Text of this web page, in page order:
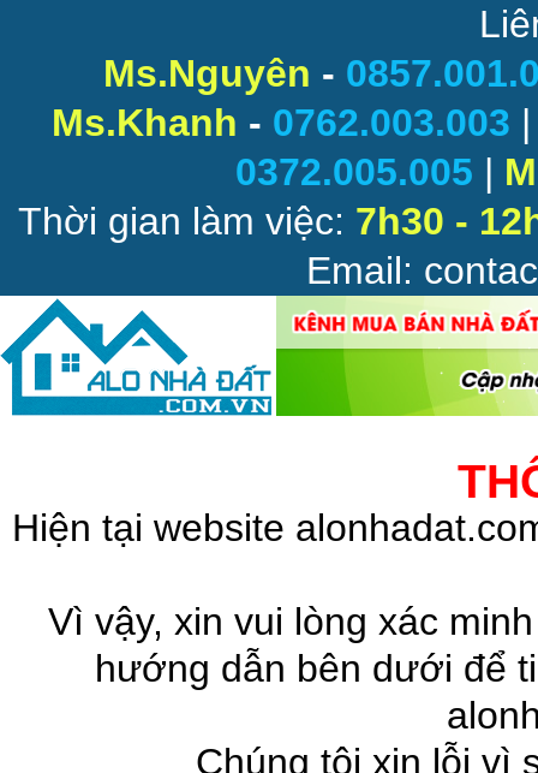
Ms.Nguyên -
Ms.Khanh - 0762.003.003
0372.005.005 |
Thời gian làm việc: 7h30 -
Email:
Hiện tại website
Vì vậy, xin vui lòng xác
hướng dẫn bên dưới để
Chúng tôi xin lỗi vì